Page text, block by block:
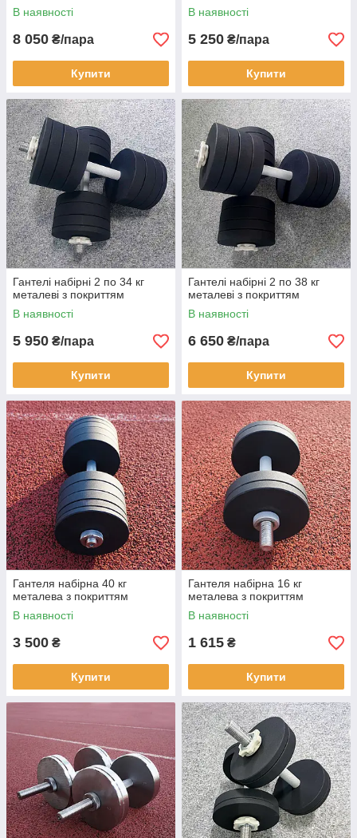
В наявності
8 050 ₴/пара
Купити
В наявності
5 250 ₴/пара
Купити
Гантелі набірні 2 по 34 кг
металеві з покриттям
В наявності
5 950 ₴/пара
Купити
Гантелі набірні 2 по 38 кг
металеві з покриттям
В наявності
6 650 ₴/пара
Купити
Гантеля набірна 40 кг
металева з покриттям
В наявності
3 500 ₴
Купити
Гантеля набірна 16 кг
металева з покриттям
В наявності
1 615 ₴
Купити